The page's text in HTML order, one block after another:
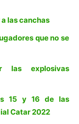
las canchas
que no se
las explosivas
15 y 16 de las
Catar 2022